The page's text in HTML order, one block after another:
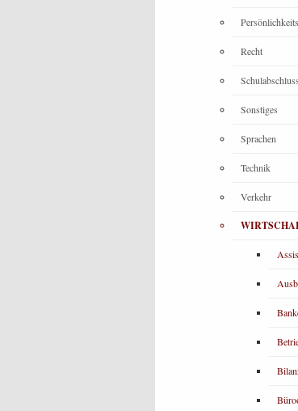
Recht
Schulabschluss
Sonstiges
Sprachen
Technik
Verkehr